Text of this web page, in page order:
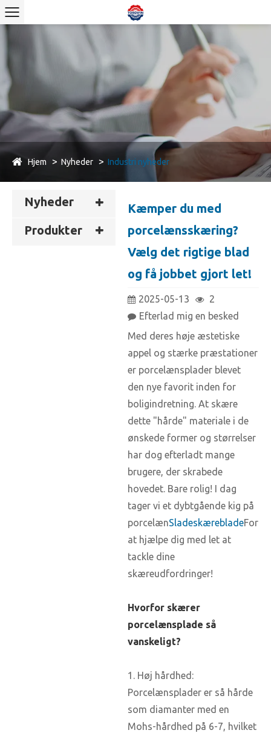
Hjem Nyheder Industri nyheder
Nyheder
Produkter
Kæmper du med
porcelænsskæring?
Vælg det rigtige blad
og få jobbet gjort let!
2025-05-13
2
Efterlad mig en besked
Med deres høje æstetiske
appel og stærke præstationer
er porcelænsplader blevet
den nye favorit inden for
boligindretning. At skære
dette "hårde" materiale i de
ønskede former og størrelser
har dog efterladt mange
brugere, der skrabede
hovedet. Bare rolig! I dag
tager vi et dybtgående kig på
porcelænSladeskærebladeFor
at hjælpe dig med let at
tackle dine
skæreudfordringer!
Hvorfor skærer
porcelænsplade så
vanskeligt?
1. Høj hårdhed:
Porcelænsplader er så hårde
som diamanter med en
Mohs-hårdhed på 6-7, hvilket